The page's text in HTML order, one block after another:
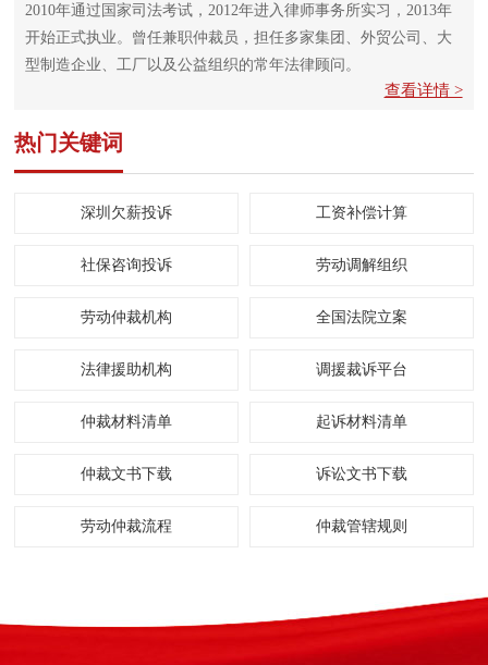
2010年通过国家司法考试，2012年进入律师事务所实习，2013年
开始正式执业。曾任兼职仲裁员，担任多家集团、外贸公司、大
型制造企业、工厂以及公益组织的常年法律顾问。
查看详情 >
热门关键词
深圳欠薪投诉 工资补偿计算
社保咨询投诉 劳动调解组织
劳动仲裁机构 全国法院立案
法律援助机构 调援裁诉平台
仲裁材料清单 起诉材料清单
仲裁文书下载 诉讼文书下载
劳动仲裁流程 仲裁管辖规则